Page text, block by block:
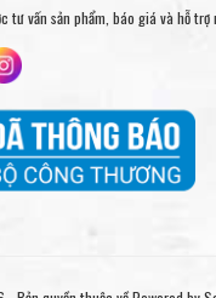
tư vấn sản phẩm, báo giá và hỗ trợ